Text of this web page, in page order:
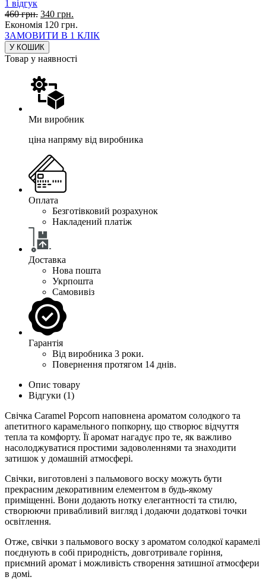
1 відгук
460грн. 340 грн.
Економія 120 грн.
ЗАМОВИТИ В 1 КЛІК
У КОШИК
Товар у наявності
Ми виробник
ціна напряму від виробника
Оплата
Безготівковий розрахунок
Накладений платіж
Доставка
Нова пошта
Укрпошта
Самовивіз
Гарантія
Від виробника 3 роки.
Повернення протягом 14 днів.
Опис товару
Відгуки (1)
Свічка Caramel Popcorn наповнена ароматом солодкого та
апетитного карамельного попкорну, що створює відчуття
тепла та комфорту. Її аромат нагадує про те, як важливо
насолоджуватися простими задоволеннями та знаходити
затишок у домашній атмосфері.
Свічки, виготовлені з пальмового воску можуть бути
прекрасним декоративним елементом в будь-якому
приміщенні. Вони додають нотку елегантності та стилю,
створюючи привабливий вигляд і додаючи додаткові точки
освітлення.
Отже, свічки з пальмового воску з ароматом солодкої карамелі
поєднують в собі природність, довготривале горіння,
приємний аромат і можливість створення затишної атмосфери
в домі.